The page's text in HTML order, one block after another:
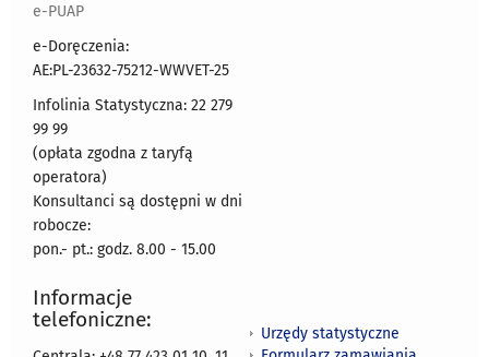
e-PUAP
e-Doręczenia:
AE:PL-23632-75212-WWVET-25
Infolinia Statystyczna: 22 279
99 99
(opłata zgodna z taryfą
operatora)
Konsultanci są dostępni w dni
robocze:
pon.- pt.: godz. 8.00 - 15.00
Informacje
telefoniczne:
Urzędy statystyczne